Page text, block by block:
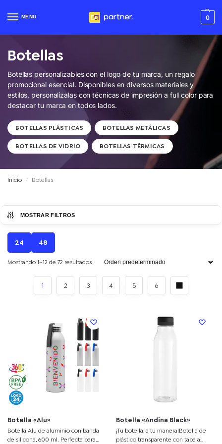
MENU 0
Botellas
Botellas personalizables con el logo de tu marca, un regalo
promocional esencial. Disponibles en diversos materiales y
estilos, personalízalas con técnicas de impresión a full color para
destacar tu marca en todos lados.
BOTELLAS PLÁSTICAS BOTELLAS METÁLICAS
BOTELLAS DE VIDRIO BOTELLAS TÉRMICAS
Inicio / Botellas
MOSTRAR FILTROS
Mostrando 1–12 de 72 resultados
1 2 3 4 5 6
24 48
Botella «Alu»
Botella Alu de aluminio con banda
de silicona, 600 ml. Perfecta para
Botella «Andina Black»
¡Tu botella, a tu manera!Botella de
plástico transparente con tapa a